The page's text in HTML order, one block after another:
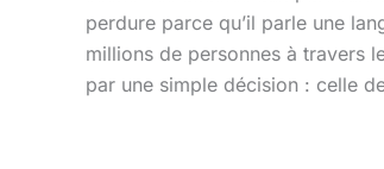
perdure parce qu’il parle une
millions de personnes à travers
par une simple décision : celle